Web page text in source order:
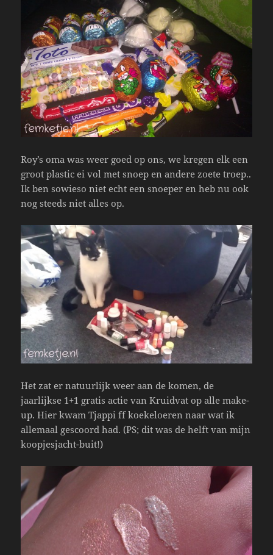
Roy’s oma was weer goed op ons, we kregen elk een
groot plastic ei vol met snoep en andere zoete troep..
Ik ben sowieso niet echt een snoeper en heb nu ook
nog steeds niet alles op.
Het zat er natuurlijk weer aan de komen, de
jaarlijkse 1+1 gratis actie van Kruidvat op alle make-
up. Hier kwam Tjappi ff koekeloeren naar wat ik
allemaal gescoord had. (PS; dit was de helft van mijn
koopjesjacht-buit!)